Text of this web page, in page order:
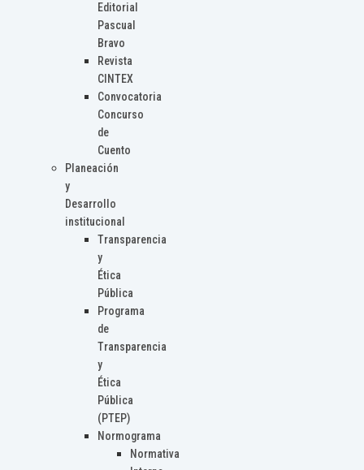
Editorial
Pascual
Bravo
Revista
CINTEX
Convocatoria
Concurso
de
Cuento
Planeación
y
Desarrollo
institucional
Transparencia
y
Ética
Pública
Programa
de
Transparencia
y
Ética
Pública
(PTEP)
Normograma
Normativa